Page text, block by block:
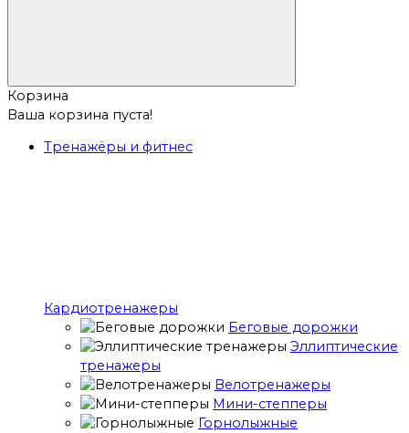
Корзина
Ваша корзина пуста!
Тренажёры и фитнес
Кардиотренажеры
Беговые дорожки
Эллиптические
тренажеры
Велотренажеры
Мини-степперы
Горнолыжные